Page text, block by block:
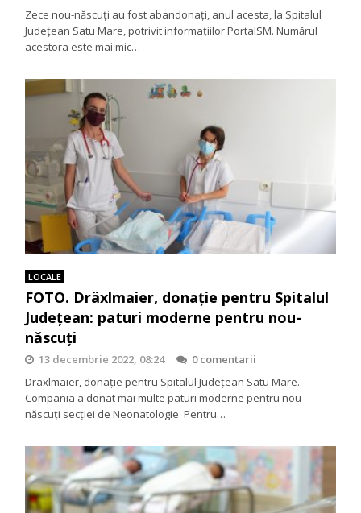
Zece nou-născuți au fost abandonați, anul acesta, la Spitalul
Județean Satu Mare, potrivit informațiilor PortalSM. Numărul
acestora este mai mic…
LOCALE
FOTO. Dräxlmaier, donație pentru Spitalul
Județean: paturi moderne pentru nou-
născuți
13 decembrie 2022, 08:24
0 comentarii
Dräxlmaier, donație pentru Spitalul Județean Satu Mare.
Compania a donat mai multe paturi moderne pentru nou-
născuți secției de Neonatologie. Pentru…